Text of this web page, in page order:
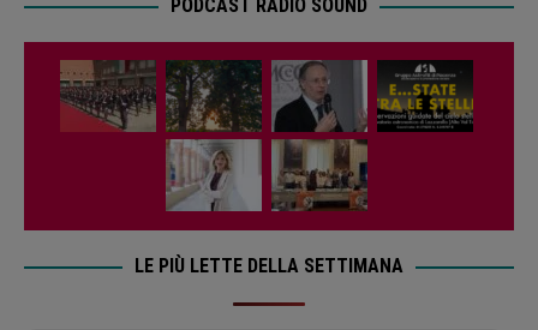
PODCAST RADIO SOUND
LE PIÙ LETTE DELLA SETTIMANA